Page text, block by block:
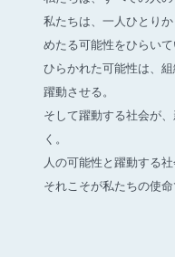
私たちは、一人ひとり
めたる可能性をひらいて
ひらかれた可能性は、
躍動させる。
そして躍動する社会が
く。
人の可能性と躍動する
それこそが私たちの使命